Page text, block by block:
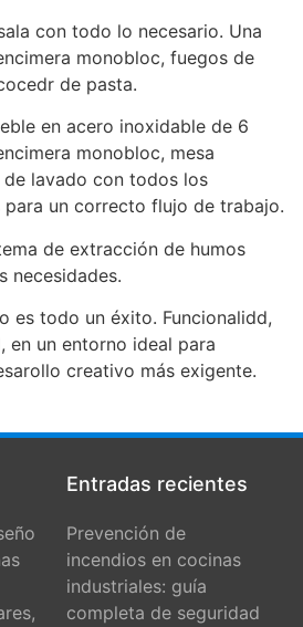
con todo lo necesario. Una
monobloc, fuegos de
de pasta.
en acero inoxidable de 6
monobloc, mesa
lavado con todos los
para un correcto flujo de trabajo.
de extracción de humos
necesidades.
es todo un éxito. Funcionalidd,
un entorno ideal para
creativo más exigente.
Entradas recientes
Prevención de
incendios en cocinas
industriales: guía
completa de seguridad